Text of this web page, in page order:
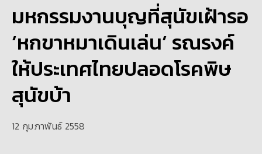
มหกรรมงานบุญที่สุนัขเฝ้ารอ
‘หกขาหมาเดินเล่น’ รณรงค์
ให้ประเทศไทยปลอดโรคพิษ
สุนัขบ้า
12 กุมภาพันธ์ 2558